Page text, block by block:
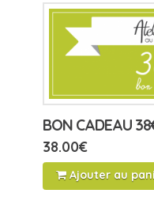
BON CADEAU
38.00€
Ajouter au